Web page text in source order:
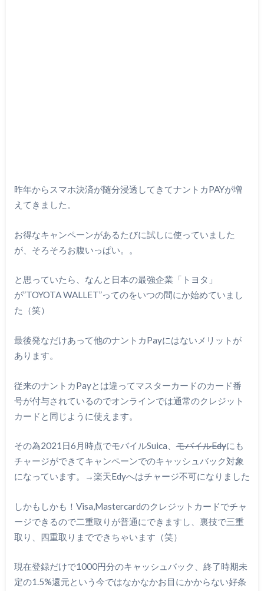
昨年からスマホ決済が随分浸透してきてナントカPAYが増
えてきました。
お得なキャンペーンがあるたびに試しに使っていました
が、そろそろお腹いっぱい。。
と思っていたら、なんと日本の最強企業「トヨタ」
が”TOYOTA WALLET”ってのをいつの間にか始めていまし
た（笑）
最後発なだけあって他のナントカPayにはないメリットが
あります。
従来のナントカPayとは違ってマスターカードのカード番
号が付与されているのでオンラインでは通常のクレジット
カードと同じように使えます。
その為2021日6月時点でモバイルSuica、モバイルEdyにも
チャージができてキャンペーンでのキャッシュバック対象
になっています。→楽天Edyへはチャージ不可になりました
しかもしかも！Visa,Mastercardのクレジットカードでチャ
ージできるので二重取りが普通にできますし、裏技で三重
取り、四重取りまでできちゃいます（笑）
現在登録だけで1000円分のキャッシュバック、終了時期未
定の1.5%還元という今ではなかなかお目にかからない好条